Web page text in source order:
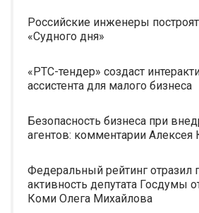
Российские инженеры
«Судного дня»
«РТС-тендер» создаст
ассистента для малого бизнеса
Безопасность бизнеса при
агентов: комментарии Алексея
Федеральный рейтинг отразил
активность депутата Госдумы
Коми Олега Михайлова